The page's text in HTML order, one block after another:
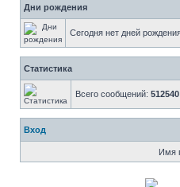
Дни рождения
Сегодня нет дней
Статистика
Всего сообщений: 512540
Вход
Имя